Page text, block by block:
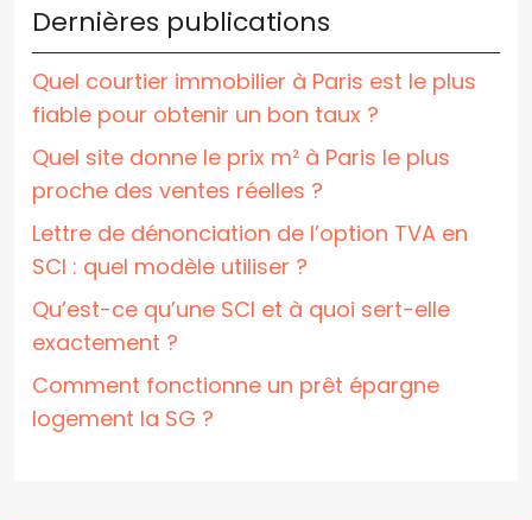
Dernières publications
Quel courtier immobilier à Paris est le plus
fiable pour obtenir un bon taux ?
Quel site donne le prix m² à Paris le plus
proche des ventes réelles ?
Lettre de dénonciation de l’option TVA en
SCI : quel modèle utiliser ?
Qu’est-ce qu’une SCI et à quoi sert-elle
exactement ?
Comment fonctionne un prêt épargne
logement la SG ?